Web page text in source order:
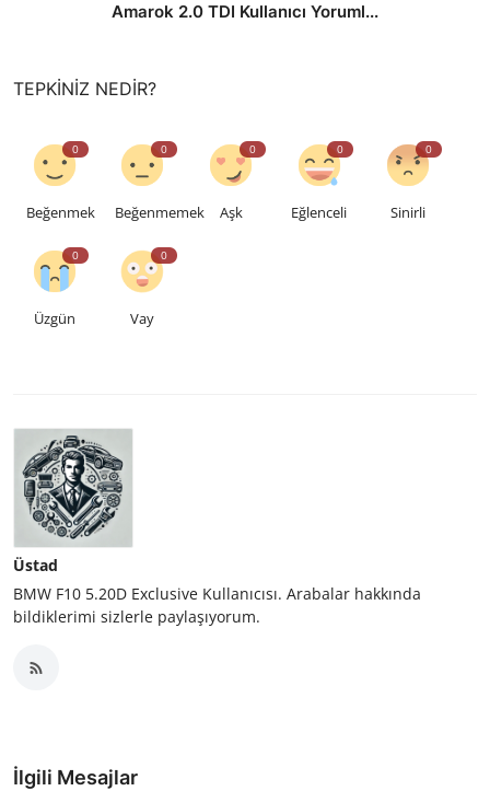
Amarok 2.0 TDI Kullanıcı Yoruml...
TEPKINIZ NEDIR?
0
Beğenmek
0
Beğenmemek
0
Aşk
0
Eğlenceli
0
Sinirli
0
Üzgün
0
Vay
Üstad
BMW F10 5.20D Exclusive Kullanıcısı. Arabalar hakkında
bildiklerimi sizlerle paylaşıyorum.
İlgili Mesajlar